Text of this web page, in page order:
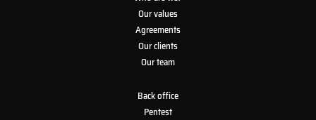
Our values
Agreements
Our clients
Our team
Back office
Pentest